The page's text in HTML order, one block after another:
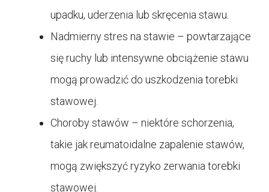
upadku, uderzenia lub skręcenia stawu.
Nadmierny stres na stawie – powtarzające
się ruchy lub intensywne obciążenie stawu
mogą prowadzić do uszkodzenia torebki
stawowej.
Choroby stawów – niektóre schorzenia,
takie jak reumatoidalne zapalenie stawów,
mogą zwiększyć ryzyko zerwania torebki
stawowej.